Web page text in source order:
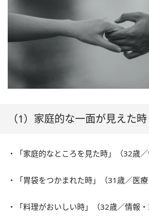
（1）家庭的な一面が見えた時
・「家庭的なところを見た時」（32歳／
・「胃袋をつかまれた時」（31歳／医療
・「料理がおいしい時」（32歳／情報・